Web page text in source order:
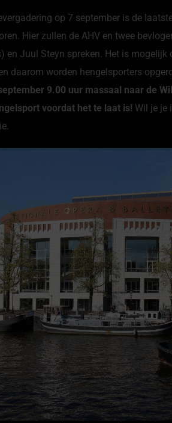
op 7 september is de
Hier zullen de AHV en twee
en Juul Steyn spreken. Het is
daarom worden hengelsporters
9.00 uur massaal naar de
voordat het te laat is! Wil je je